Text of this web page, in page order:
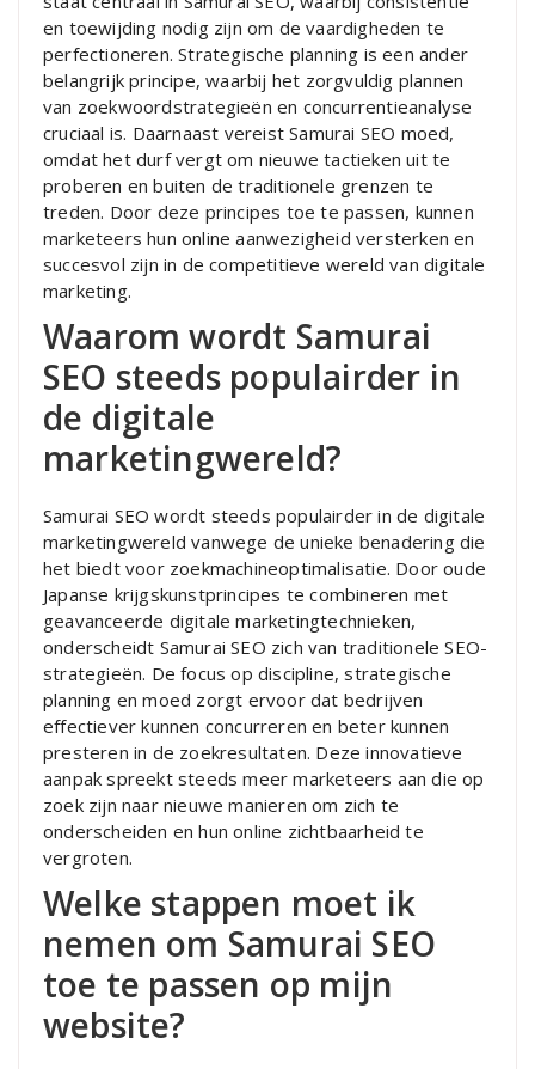
en toewijding nodig zijn om de vaardigheden te
perfectioneren. Strategische planning is een ander
belangrijk principe, waarbij het zorgvuldig plannen
van zoekwoordstrategieën en concurrentieanalyse
cruciaal is. Daarnaast vereist Samurai SEO moed,
omdat het durf vergt om nieuwe tactieken uit te
proberen en buiten de traditionele grenzen te
treden. Door deze principes toe te passen, kunnen
marketeers hun online aanwezigheid versterken en
succesvol zijn in de competitieve wereld van digitale
marketing.
Waarom wordt Samurai
SEO steeds populairder in
de digitale
marketingwereld?
Samurai SEO wordt steeds populairder in de digitale
marketingwereld vanwege de unieke benadering die
het biedt voor zoekmachineoptimalisatie. Door oude
Japanse krijgskunstprincipes te combineren met
geavanceerde digitale marketingtechnieken,
onderscheidt Samurai SEO zich van traditionele SEO-
strategieën. De focus op discipline, strategische
planning en moed zorgt ervoor dat bedrijven
effectiever kunnen concurreren en beter kunnen
presteren in de zoekresultaten. Deze innovatieve
aanpak spreekt steeds meer marketeers aan die op
zoek zijn naar nieuwe manieren om zich te
onderscheiden en hun online zichtbaarheid te
vergroten.
Welke stappen moet ik
nemen om Samurai SEO
toe te passen op mijn
website?